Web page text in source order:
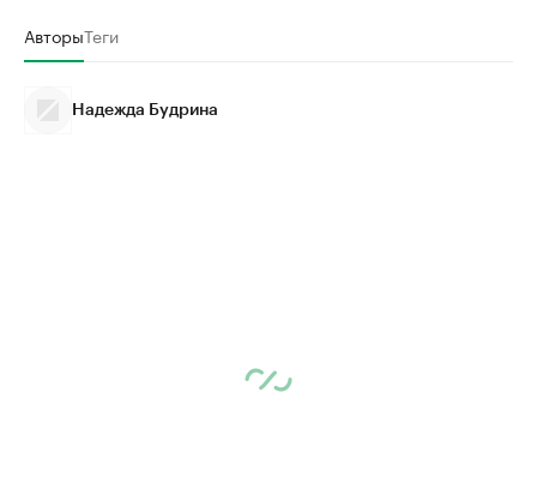
АвторыТеги
Надежда Будрина